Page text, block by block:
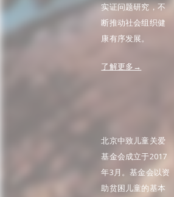
实证问题研究，不
断推动社会组织健
康有序发展。
了解更多→
北京中致儿童关爱
基金会成立于2017
年3月。基金会以资
助贫困儿童的基本